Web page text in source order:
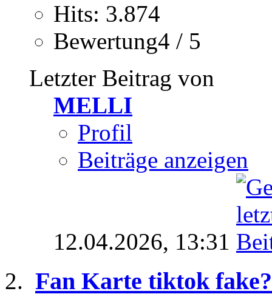
Hits: 3.874
Bewertung4 / 5
Letzter Beitrag von
MELLI
Profil
Beiträge anzeigen
12.04.2026, 13:31
Fan Karte tiktok fake?